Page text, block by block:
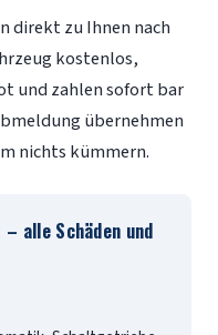
direkt zu Ihnen nach
kostenlos,
und zahlen sofort bar
übernehmen
nichts kümmern.
alle Schäden und